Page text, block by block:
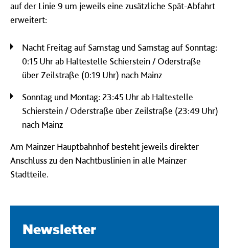
auf der Linie 9 um jeweils eine zusätzliche Spät-Abfahrt
erweitert:
Nacht Freitag auf Samstag und Samstag auf Sonntag:
0:15 Uhr ab Haltestelle Schierstein / Oderstraße
über Zeilstraße (0:19 Uhr) nach Mainz
Sonntag und Montag: 23:45 Uhr ab Haltestelle
Schierstein / Oderstraße über Zeilstraße (23:49 Uhr)
nach Mainz
Am Mainzer Hauptbahnhof besteht jeweils direkter
Anschluss zu den Nachtbuslinien in alle Mainzer
Stadtteile.
Newsletter